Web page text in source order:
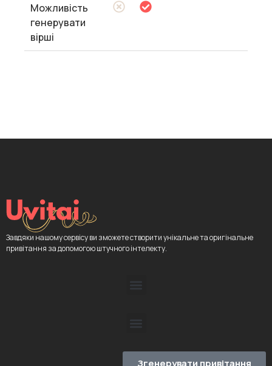
Можливість
генерувати
вірші
Завдяки нашому сервісу ви зможете створити унікальне та оригінальне
привітання за допомогою штучного інтелекту.
Згенерувати привітання